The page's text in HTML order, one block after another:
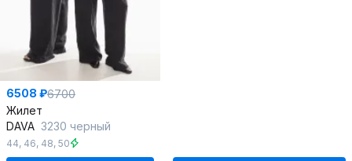
6508 ₽6700
Жилет
DAVA 3230 черный
44, 46, 48, 50